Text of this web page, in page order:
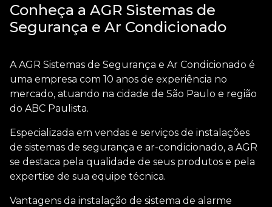
Conheça a AGR Sistemas de
Segurança e Ar Condicionado
A AGR Sistemas de Segurança e Ar Condicionado é
uma empresa com 10 anos de experiência no
mercado, atuando na cidade de São Paulo e região
do ABC Paulista.
Especializada em vendas e serviços de instalações
de sistemas de segurança e ar-condicionado, a AGR
se destaca pela qualidade de seus produtos e pela
expertise de sua equipe técnica.
Vantagens da instalação de sistema de alarme